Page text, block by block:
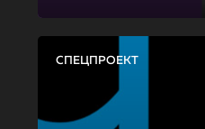
СПЕЦПРОЕКТ